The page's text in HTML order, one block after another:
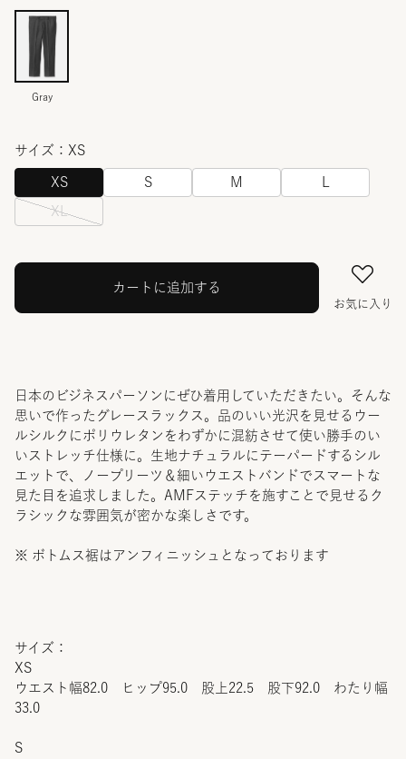
Gray
サイズ：XS
XS S M
XL
カートに追加する
お気に入り
日本のビジネスパーソンにぜひ着用していただきたい。そんな
思いで作ったグレースラックス。品のいい光沢を見せるウー
ルシルクにポリウレタンをわずかに混紡させて使い勝手のい
いストレッチ仕様に。生地ナチュラルにテーパードするシル
エットで、ノープリーツ＆細いウエストバンドでスマートな
見た目を追求しました。AMFステッチを施すことで見せるク
ラシックな雰囲気が密かな楽しさです。
※ ボトムス裾はアンフィニッシュとなっております
サイズ：
XS
ウエスト幅82.0 ヒップ95.0 股上22.5 股下92.0 わたり幅
33.0
S